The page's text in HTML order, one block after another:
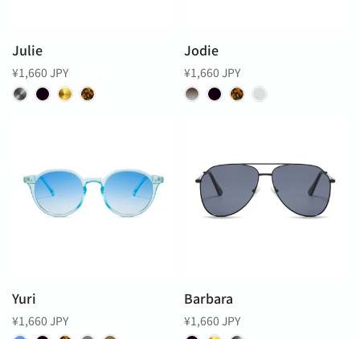
Julie
¥1,660 JPY
Jodie
¥1,660 JPY
Yuri
¥1,660 JPY
Barbara
¥1,660 JPY